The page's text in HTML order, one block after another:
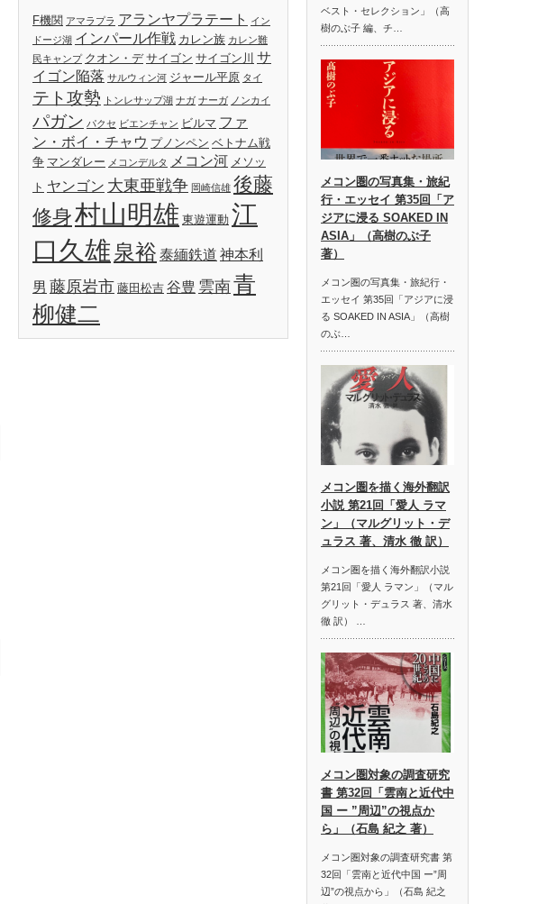
F機関 アマラプラ アランヤプラテート
イン
ドージ湖 インパール作戦 カレン族 カレン難
民キャンプ クオン・デ サイゴン サイゴン川 サ
イゴン陥落 サルウィン河 ジャール平原 タイ
テト攻勢 トンレサップ湖 ナガ ナーガ ノンカイ
パガン パクセ ビエンチャン ビルマ ファ
ン・ボイ・チャウ プノンペン ベトナム戦
争 マンダレー メコンデルタ メコン河 メソッ
ト ヤンゴン 大東亜戦争 岡崎信雄 後藤
修身村山明雄 東遊運動 江
口久雄泉裕 泰緬鉄道 神本利
男 藤原岩市 藤田松吉 谷豊 雲南青
柳健二
ベスト・セレクション」（高
樹のぶ子 編、チ…
メコン圏の写真集・旅紀
行・エッセイ 第35回「ア
ジアに浸る SOAKED IN
ASIA」（高樹のぶ子
著）
メコン圏の写真集・旅紀行・
エッセイ 第35回「アジアに浸
る SOAKED IN ASIA」（高樹
のぶ…
メコン圏を描く海外翻訳
小説 第21回「愛人 ラマ
ン」（マルグリット・デ
ュラス 著、清水 徹 訳）
メコン圏を描く海外翻訳小説
第21回「愛人 ラマン」（マル
グリット・デュラス 著、清水
徹 訳） …
メコン圏対象の調査研究
書 第32回「雲南と近代中
国 ー ”周辺”の視点か
ら」（石島 紀之 著）
メコン圏対象の調査研究書 第
32回「雲南と近代中国 ー”周
辺”の視点から」（石島 紀之